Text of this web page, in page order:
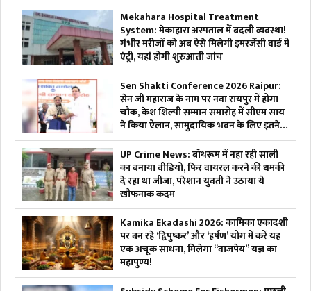
Mekahara Hospital Treatment
System: मेकाहारा अस्पताल में बदली व्यवस्था!
गंभीर मरीजों को अब ऐसे मिलेगी इमरजेंसी वार्ड में
एंट्री, यहां होगी शुरुआती जांच
Sen Shakti Conference 2026 Raipur:
सेन जी महाराज के नाम पर नवा रायपुर में होगा
चौक, केश शिल्पी सम्मान समारोह में सीएम साय
ने किया ऐलान, सामुदायिक भवन के लिए इतने
लाख रुपए देगी सरकार
UP Crime News: बॉथरूम में नहा रही साली
का बनाया वीडियो, फिर वायरल करने की धमकी
दे रहा था जीजा, परेशान युवती ने उठाया ये
खौफनाक कदम
Kamika Ekadashi 2026: कामिका एकादशी
पर बन रहे ‘द्विपुष्कर’ और ‘हर्षण’ योग में करें यह
एक अचूक साधना, मिलेगा “वाजपेय” यज्ञ का
महापुण्य!